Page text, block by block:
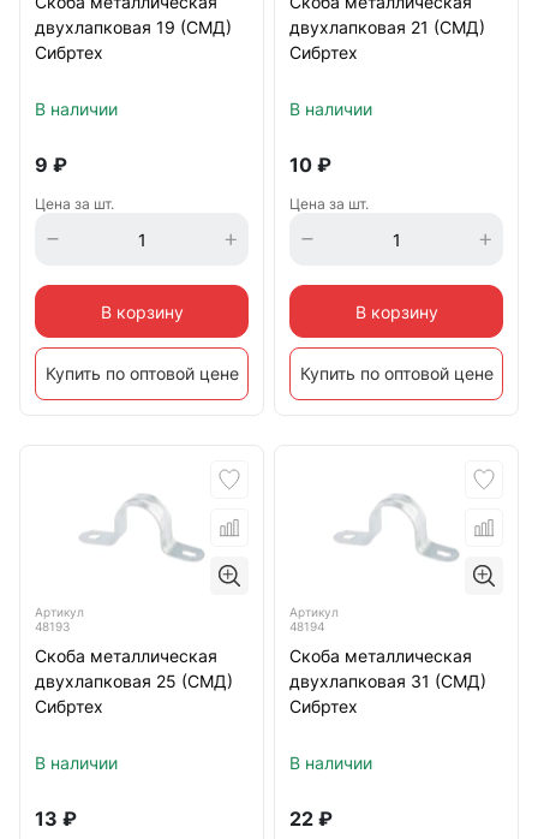
двухлапковая 19 (СМД)
Сибртех
В наличии
9 ₽
Цена за шт.
В корзину
Купить по оптовой цене
двухлапковая 21 (СМД)
Сибртех
В наличии
10 ₽
Цена за шт.
В корзину
Купить по оптовой цене
Артикул
48193
Скоба металлическая
двухлапковая 25 (СМД)
Сибртех
В наличии
13 ₽
Артикул
48194
Скоба металлическая
двухлапковая 31 (СМД)
Сибртех
В наличии
22 ₽